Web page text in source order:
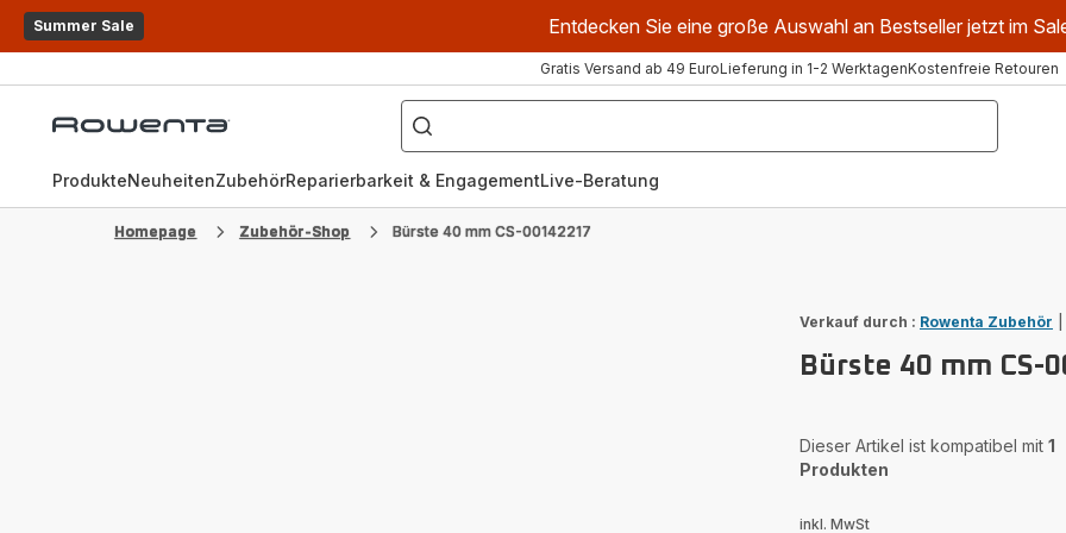
Summer Sale Entdecken Sie eine große Auswahl an Bestseller jetzt im
Gratis Versand ab 49 EuroLieferung in 1-2 WerktagenKostenfreie Retouren
Rowenta
Wonach
suchen
Sie?
ProdukteNeuheitenZubehörReparierbarkeit & EngagementLive-Beratung
Homepage Zubehör-Shop Bürste 40 mm CS-00142217
Verkauf durch : Rowenta Zubehör
Bürste 40 mm CS-
Dieser Artikel ist kompatibel mit 1
Produkten
inkl. MwSt